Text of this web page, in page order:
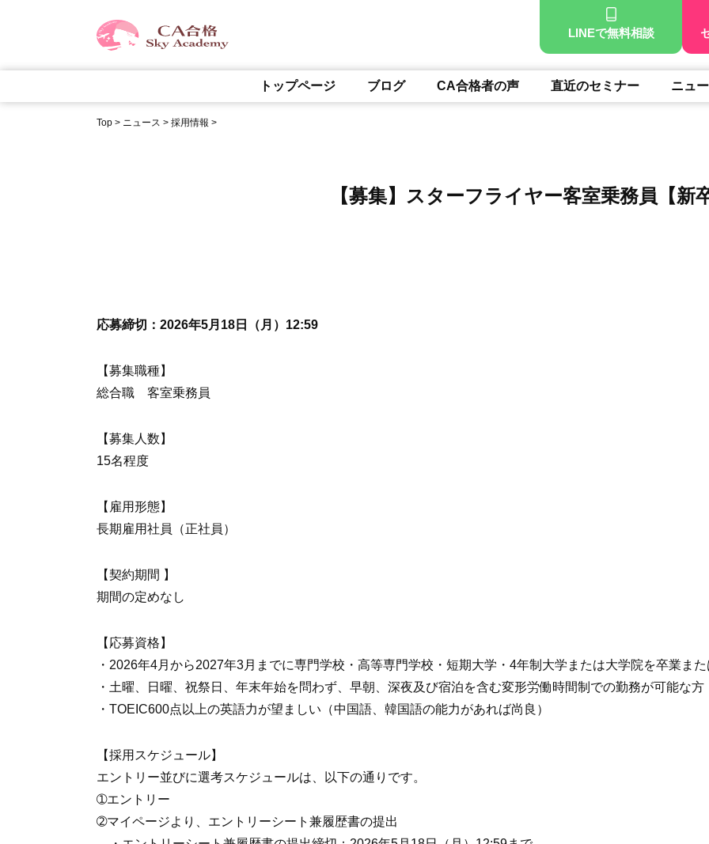
LINEで無料相談
トップページ ブログ CA合格者の声 直近のセミナー ニュ
Top > ニュース > 採用情報 >
【募集】スターフライヤー客室乗務員【新
応募締切：2026年5月18日（月）12:59
【募集職種】
総合職 客室乗務員
【募集人数】
15名程度
【雇用形態】
長期雇用社員（正社員）
【契約期間 】
期間の定めなし
【応募資格】
・2026年4月から2027年3月までに専門学校・高等専門学校・短期大学・4年制大学または大学院を卒業ま
・土曜、日曜、祝祭日、年末年始を問わず、早朝、深夜及び宿泊を含む変形労働時間制での勤務が可能な方
・TOEIC600点以上の英語力が望ましい（中国語、韓国語の能力があれば尚良）
【採用スケジュール】
エントリー並びに選考スケジュールは、以下の通りです。
➀エントリー
➁マイページより、エントリーシート兼履歴書の提出